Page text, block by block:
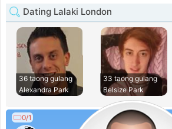
Dating Lalaki London
36 taong gulang
Alexandra Park
33 taong gulang
Belsize Park
0/1